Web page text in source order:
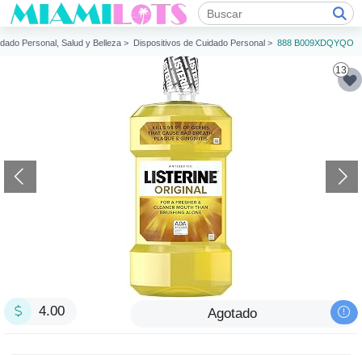
Personal, Salud y Belleza > Dispositivos de Cuidado Personal > 888 B009XDQYQO
13
4.00 Agotado